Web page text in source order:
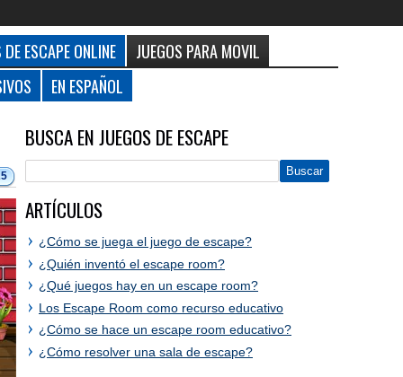
ESCAPE ONLINE
JUEGOS PARA MOVIL
EN ESPAÑOL
BUSCA EN JUEGOS DE ESCAPE
ARTÍCULOS
¿Cómo se juega el juego de escape?
¿Quién inventó el escape room?
¿Qué juegos hay en un escape room?
Los Escape Room como recurso educativo
¿Cómo se hace un escape room educativo?
¿Cómo resolver una sala de escape?